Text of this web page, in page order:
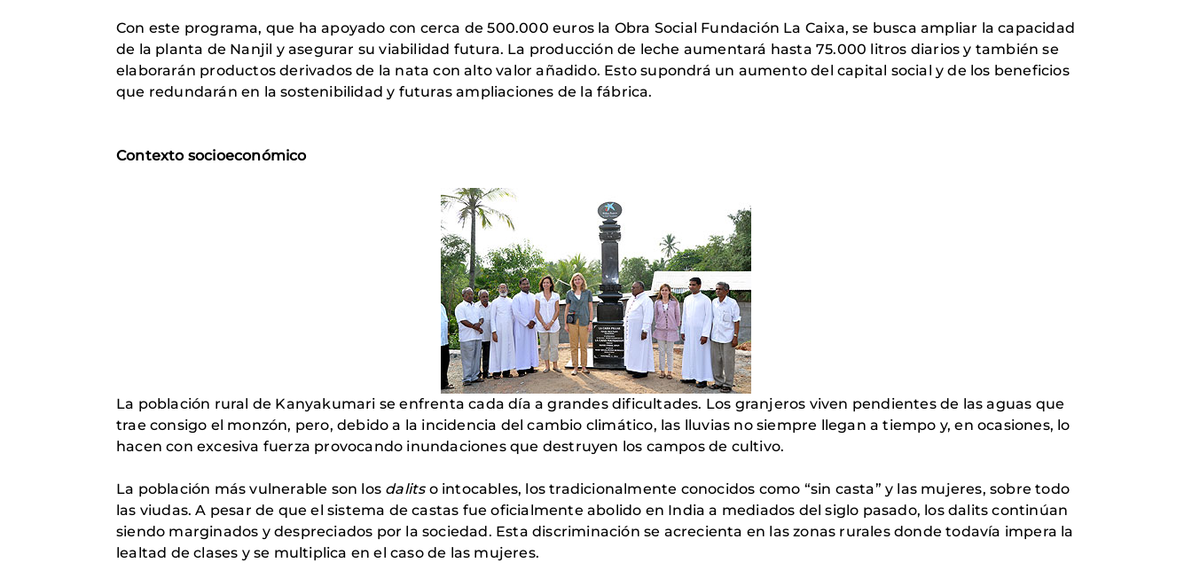
Con este programa, que ha apoyado con cerca de 500.000 euros la Obra Social Fundación La Caixa, se busca ampliar la capacidad
de la planta de Nanjil y asegurar su viabilidad futura. La producción de leche aumentará hasta 75.000 litros diarios y también se
elaborarán productos derivados de la nata con alto valor añadido. Esto supondrá un aumento del capital social y de los beneficios
que redundarán en la sostenibilidad y futuras ampliaciones de la fábrica.
Contexto socioeconómico
La población rural de Kanyakumari se enfrenta cada día a grandes dificultades. Los granjeros viven pendientes de las aguas que
trae consigo el monzón, pero, debido a la incidencia del cambio climático, las lluvias no siempre llegan a tiempo y, en ocasiones, lo
hacen con excesiva fuerza provocando inundaciones que destruyen los campos de cultivo.
La población más vulnerable son los dalitso intocables, los tradicionalmente conocidos como “sin casta” y las mujeres, sobre todo
las viudas. A pesar de que el sistema de castas fue oficialmente abolido en India a mediados del siglo pasado, los dalits continúan
siendo marginados y despreciados por la sociedad. Esta discriminación se acrecienta en las zonas rurales donde todavía impera la
lealtad de clases y se multiplica en el caso de las mujeres.